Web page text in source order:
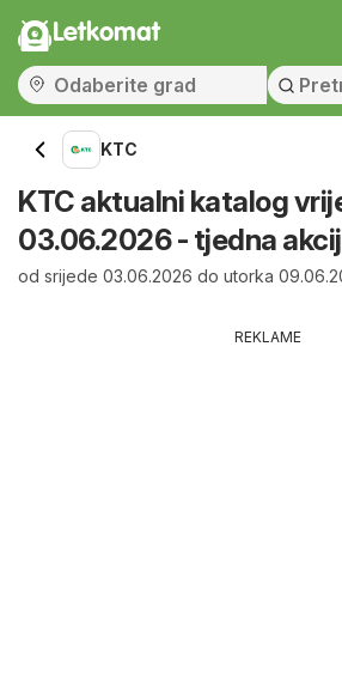
Letkomat
KTC
KTC aktualni katalog
03.06.2026 - tjedna
od srijede 03.06.2026 do utorka
REKLAME